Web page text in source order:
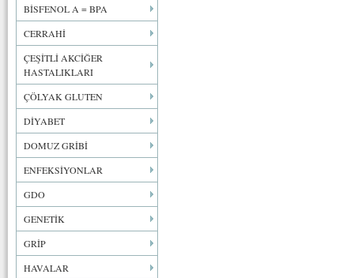
BİSFENOL A = BPA
CERRAHİ
ÇEŞİTLİ AKCİĞER
HASTALIKLARI
ÇÖLYAK GLUTEN
DİYABET
DOMUZ GRİBİ
ENFEKSİYONLAR
GDO
GENETİK
GRİP
HAVALAR